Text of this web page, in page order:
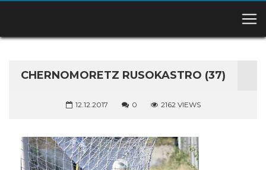
CHERNOMORETZ RUSOKASTRO (37)
12.12.2017 0 2162 VIEWS